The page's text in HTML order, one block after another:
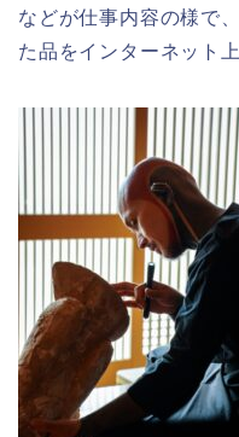
などが仕事内容の様で
た品をインターネット